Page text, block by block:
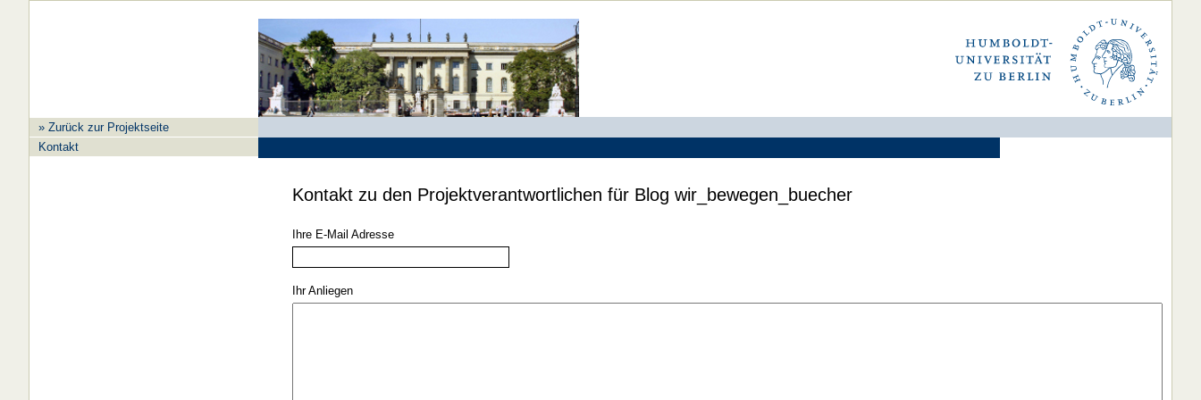
» Zurück zur Projektseite
Kontakt
Kontakt zu den Projektverantwortlichen für Blog wir_bewegen_buecher
Ihre E-Mail Adresse
Ihr Anliegen